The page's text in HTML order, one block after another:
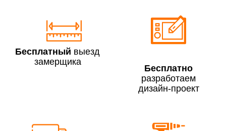
Свыше 300 000 руб.
Бесплатный выезд
замерщика
Бесплатно
разработаем
дизайн-проект